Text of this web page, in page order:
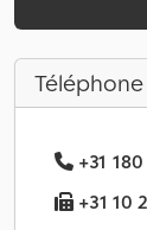
+31
+31 10